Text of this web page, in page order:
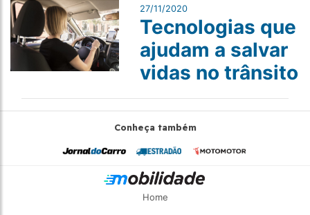
27/11/2020
Tecnologias que
ajudam a salvar
vidas no trânsito
Conheça também
Home